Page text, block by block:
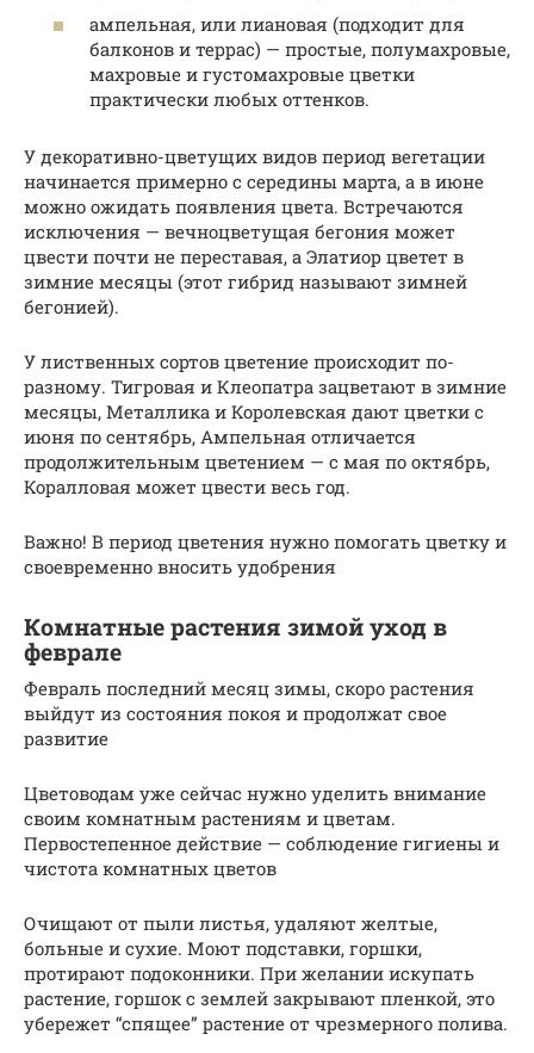
ампельная, или лиановая (подходит для
балконов и террас) — простые, полумахровые,
махровые и густомахровые цветки
практически любых оттенков.
У декоративно-цветущих видов период вегетации
начинается примерно с середины марта, а в июне
можно ожидать появления цвета. Встречаются
исключения — вечноцветущая бегония может
цвести почти не переставая, а Элатиор цветет в
зимние месяцы (этот гибрид называют зимней
бегонией).
У лиственных сортов цветение происходит по-
разному. Тигровая и Клеопатра зацветают в зимние
месяцы, Металлика и Королевская дают цветки с
июня по сентябрь, Ампельная отличается
продолжительным цветением — с мая по октябрь,
Коралловая может цвести весь год.
Важно! В период цветения нужно помогать цветку и
своевременно вносить удобрения
Комнатные растения зимой уход в
феврале
Февраль последний месяц зимы, скоро растения
выйдут из состояния покоя и продолжат свое
развитие
Цветоводам уже сейчас нужно уделить внимание
своим комнатным растениям и цветам.
Первостепенное действие — соблюдение гигиены и
чистота комнатных цветов
Очищают от пыли листья, удаляют желтые,
больные и сухие. Моют подставки, горшки,
протирают подоконники. При желании искупать
растение, горшок с землей закрывают пленкой, это
убережет “спящее” растение от чрезмерного полива.